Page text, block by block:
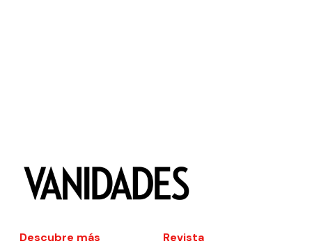
Descubre más
Revista